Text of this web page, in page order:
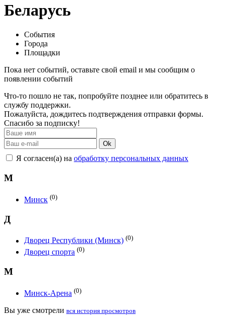
Беларусь
События
Города
Площадки
Пока нет событий, оставьте свой email и мы сообщим о
появлении событий
Что-то пошло не так, попробуйте позднее или обратитесь в
службу поддержки.
Пожалуйста, дождитесь подтверждения отправки формы.
Спасибо за подписку!
Ok
Я согласен(а) на обработку персональных данных
М
Минск (0)
Д
Дворец Республики (Минск) (0)
Дворец спорта (0)
М
Минск-Арена (0)
Вы уже смотрели вся история просмотров